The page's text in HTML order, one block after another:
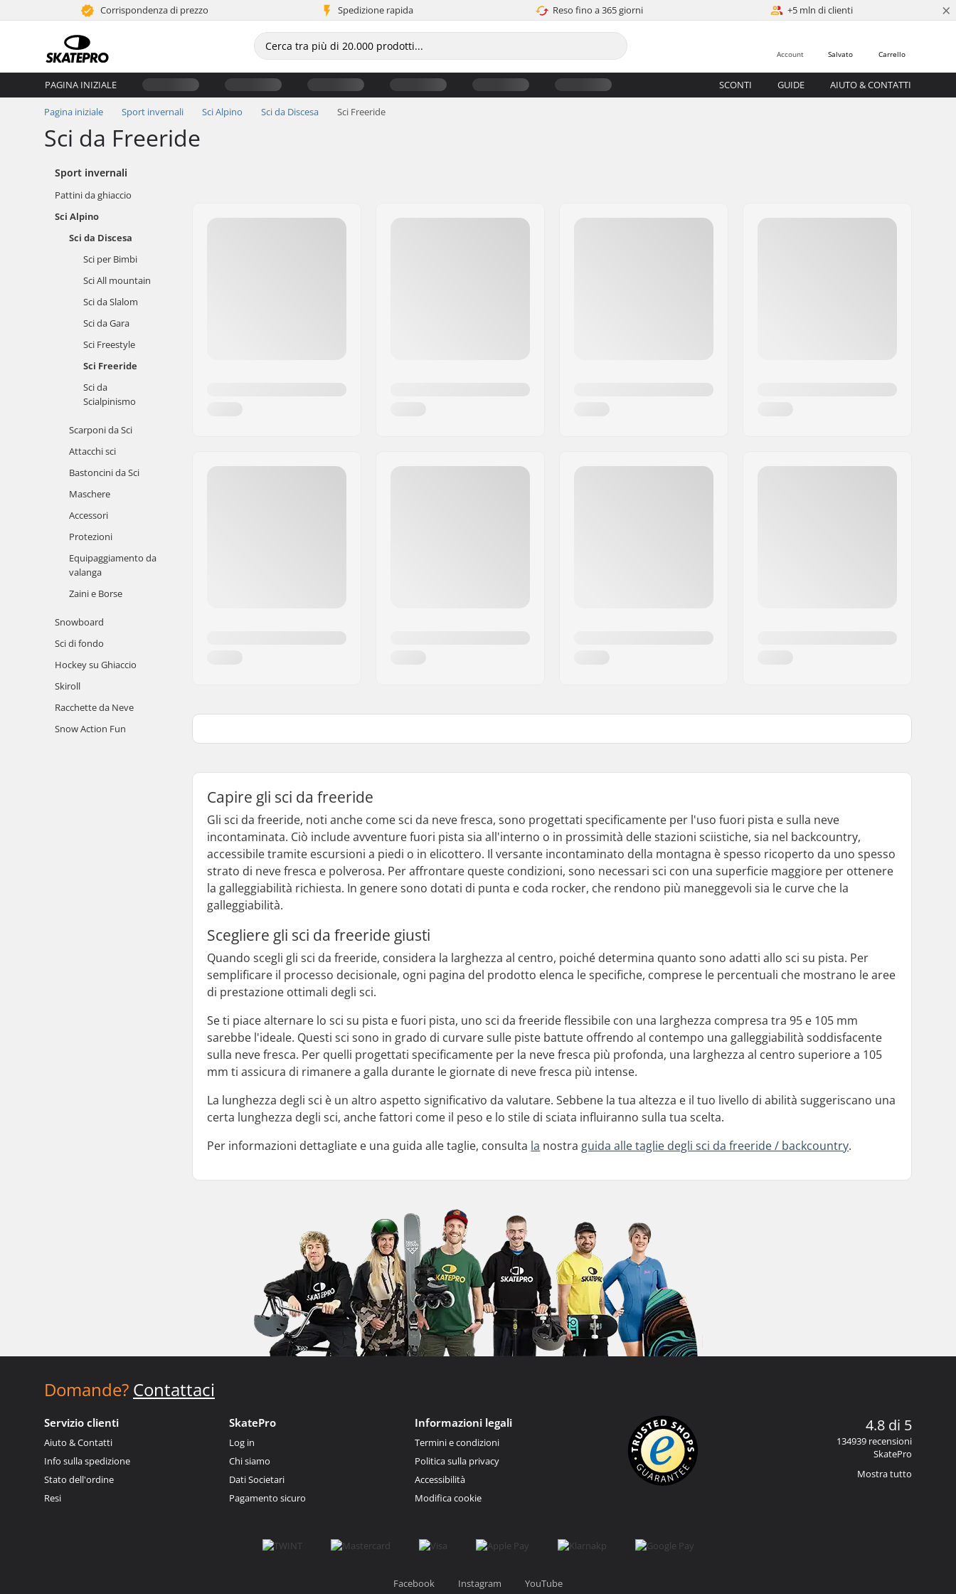
Corrispondenza di prezzo Spedizione rapida Reso fino a 365 giorni +5 mln di clienti ×
Carrello
Salvato
Account
PAGINA INIZIALE SCONTI GUIDE AIUTO & CONTATTI
Pagina iniziale Sport invernali Sci Alpino Sci da Discesa Sci Freeride
Sci da Freeride
Sport invernali
Pattini da ghiaccio
Sci Alpino
Sci da Discesa
Sci per Bimbi
Sci All mountain
Sci da Slalom
Sci da Gara
Sci Freestyle
Sci Freeride
Sci da
Scialpinismo
Scarponi da Sci
Attacchi sci
Bastoncini da Sci
Maschere
Accessori
Protezioni
Equipaggiamento da
valanga
Zaini e Borse
Snowboard
Sci di fondo
Hockey su Ghiaccio
Skiroll
Racchette da Neve
Snow Action Fun
Capire gli sci da freeride
Gli sci da freeride, noti anche come sci da neve fresca, sono progettati specificamente per l'uso fuori pista e sulla neve
incontaminata. Ciò include avventure fuori pista sia all'interno o in prossimità delle stazioni sciistiche, sia nel backcountry,
accessibile tramite escursioni a piedi o in elicottero. Il versante incontaminato della montagna è spesso ricoperto da uno spesso
strato di neve fresca e polverosa. Per affrontare queste condizioni, sono necessari sci con una superficie maggiore per ottenere
la galleggiabilità richiesta. In genere sono dotati di punta e coda rocker, che rendono più maneggevoli sia le curve che la
galleggiabilità.
Scegliere gli sci da freeride giusti
Quando scegli gli sci da freeride, considera la larghezza al centro, poiché determina quanto sono adatti allo sci su pista. Per
semplificare il processo decisionale, ogni pagina del prodotto elenca le specifiche, comprese le percentuali che mostrano le aree
di prestazione ottimali degli sci.
Se ti piace alternare lo sci su pista e fuori pista, uno sci da freeride flessibile con una larghezza compresa tra 95 e 105 mm
sarebbe l'ideale. Questi sci sono in grado di curvare sulle piste battute offrendo al contempo una galleggiabilità soddisfacente
sulla neve fresca. Per quelli progettati specificamente per la neve fresca più profonda, una larghezza al centro superiore a 105
mm ti assicura di rimanere a galla durante le giornate di neve fresca più intense.
La lunghezza degli sci è un altro aspetto significativo da valutare. Sebbene la tua altezza e il tuo livello di abilità suggeriscano una
certa lunghezza degli sci, anche fattori come il peso e lo stile di sciata influiranno sulla tua scelta.
Per informazioni dettagliate e una guida alle taglie, consulta la nostra guida alle taglie degli sci da freeride / backcountry.
Domande? Contattaci
Servizio clienti
Aiuto & Contatti
Info sulla spedizione
Stato dell'ordine
Resi
SkatePro
Log in
Chi siamo
Dati Societari
Pagamento sicuro
Informazioni legali
Termini e condizioni
Politica sulla privacy
Accessibilità
Modifica cookie
4.8 di 5
134939 recensioni
SkatePro
Mostra tutto
Facebook Instagram YouTube